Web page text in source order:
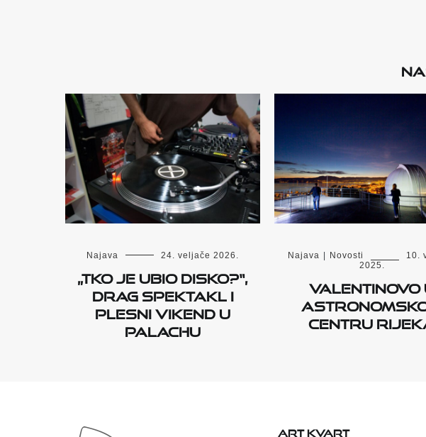
Najava 24. veljače 2026.
„Tko je ubio disko?“,
drag spektakl i
plesni vikend u
Palachu
Najava Novosti
10.
2025.
Valentinovo
centru
ART KVART